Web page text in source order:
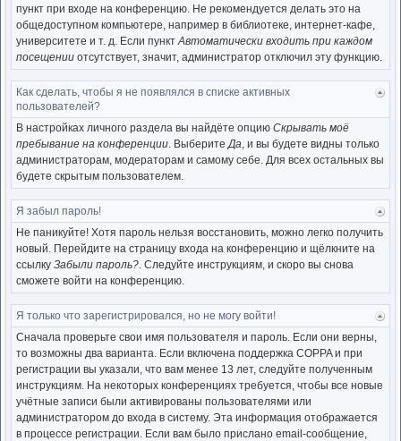
пункт при входе на конференцию. Не рекомендуется делать это на
общедоступном компьютере, например в библиотеке, интернет-кафе,
университете и т. д. Если пунктАвтоматически входить при каждом
посещении отсутствует, значит, администратор отключил эту функцию.
Как сделать, чтобы я не появлялся в списке активных
пользователей?
В настройках личного раздела вы найдёте опцию Скрывать моё
пребывание на конференции. ВыберитеДа, и вы будете видны только
администраторам, модераторам и самому себе. Для всех остальных вы
будете скрытым пользователем.
к
Я забыл пароль!
Не паникуйте! Хотя пароль нельзя восстановить, можно легко получить
новый. Перейдите на страницу входа на конференцию и щёлкните на
ссылку Забыли пароль?. Следуйте инструкциям, и скоро вы снова
сможете войти на конференцию.
Я только что зарегистрировался, но не могу войти!
Сначала проверьте свои имя пользователя и пароль. Если они верны,
то возможны два варианта. Если включена поддержка COPPA и при
регистрации вы указали, что вам менее 13 лет, следуйте полученным
инструкциям. На некоторых конференциях требуется, чтобы все новые
учётные записи были активированы пользователями или
администратором до входа в систему. Эта информация отображается
в процессе регистрации. Если вам было прислано email-сообщение,